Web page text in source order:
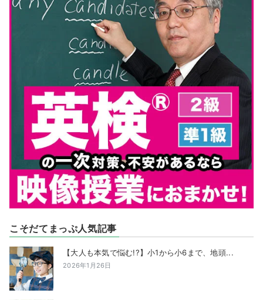
こそだてまっぷ人気記事
【大人も本気で悩む!?】小1から小6まで、地頭...
2026年1月26日